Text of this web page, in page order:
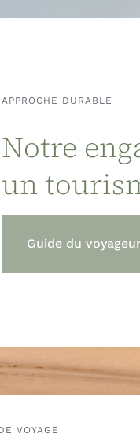
APPROCHE DURABLE
Notre
un
Guide du
VOYAGE